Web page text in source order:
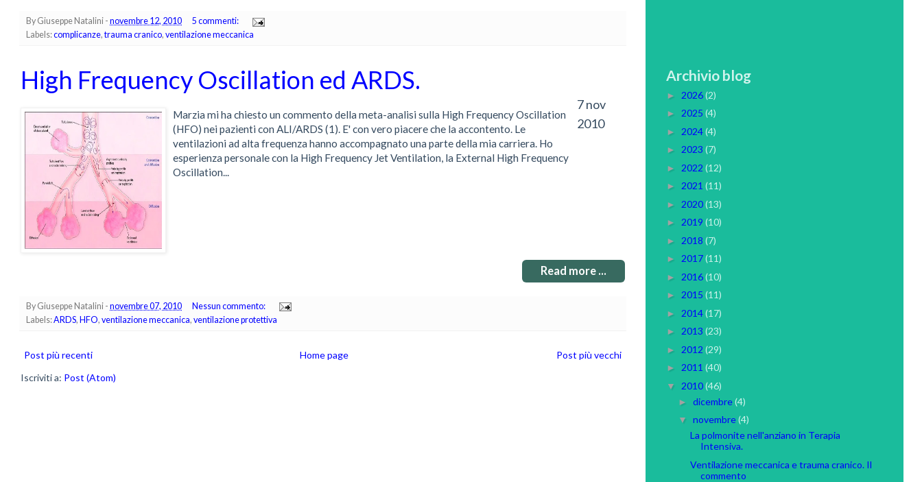
By Giuseppe Natalini - novembre 12, 2010
5 commenti:
Labels:complicanze,trauma cranico, ventilazione meccanica
High Frequency Oscillation ed ARDS.
7 nov
2010
Marzia mi ha chiesto un commento della meta-analisi sulla High Frequency Oscillation
(HFO) nei pazienti con ALI/ARDS (1). E' con vero piacere che la accontento. Le
ventilazioni ad alta frequenza hanno accompagnato una parte della mia carriera. Ho
esperienza personale con la High Frequency Jet Ventilation, la External High Frequency
Oscillation...
Read more ...
By Giuseppe Natalini - novembre 07, 2010
Nessun commento:
Labels:ARDS, HFO, ventilazione meccanica, ventilazione protettiva
Post più recenti Post più vecchi
Home page
Iscriviti a: Post (Atom)
Archivio blog
► 2026(2)
► 2025 (4)
► 2024(4)
► 2023 (7)
► 2022 (12)
► 2021 (11)
► 2020(13)
► 2019 (10)
► 2018 (7)
► 2017(11)
► 2016(10)
► 2015 (11)
► 2014(17)
► 2013 (23)
► 2012 (29)
► 2011 (40)
▼ 2010(46)
► dicembre(4)
▼ novembre(4)
La polmonite nell'anziano in Terapia
Intensiva.
Ventilazione meccanica e trauma cranico. Il
commento